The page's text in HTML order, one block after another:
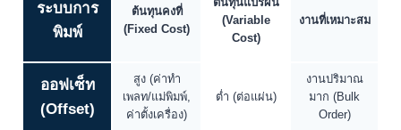
ระบบการ
พิมพ์
ต้นทุนคงที่
(Fixed Cost)
(Variable
Cost)
งานที่เหมาะสม
ออฟเซ็ท
(Offset)
สูง (ค่าทำ
เพลท/แม่พิมพ์,
ค่าตั้งเครื่อง)
ต่ำ (ต่อแผ่น)
งานปริมาณ
มาก (Bulk
Order)